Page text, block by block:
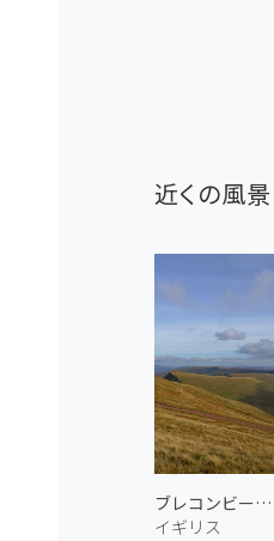
近くの風景
ブレコンビーコンズ国立公園 1
イギリス